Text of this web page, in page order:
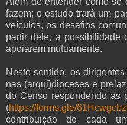
fazem; o estudo trará um
veículos, os desafios
partir dele, a possibilidade
apoiarem mutuamente.
Neste sentido, os
nas (arqui)dioceses e
do Censo respondendo as
(https://forms.gle/
contribuição de cada